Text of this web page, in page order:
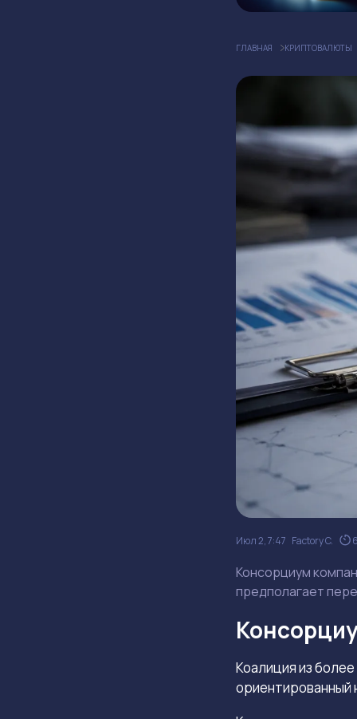
ГЛАВНАЯ КРИПТОВАЛЮТЫ
Июл 2, 7:47 Factory C.
Консорциум
предполагает
Коалиция из
ориентированный